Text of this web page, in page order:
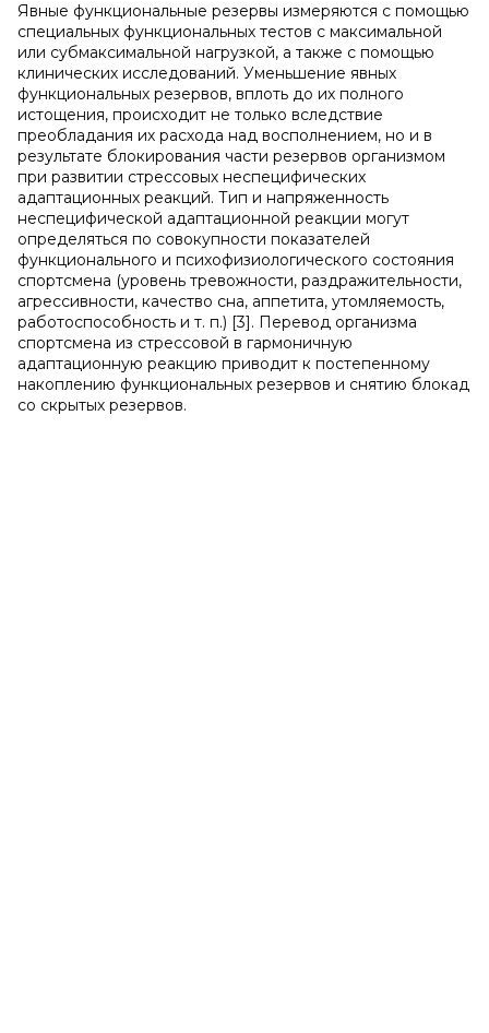
Явные функциональные резервы измеряются с помощью
специальных функциональных тестов с максимальной
или субмаксимальной нагрузкой, а также с помощью
клинических исследований. Уменьшение явных
функциональных резервов, вплоть до их полного
истощения, происходит не только вследствие
преобладания их расхода над восполнением, но и в
результате блокирования части резервов организмом
при развитии стрессовых неспецифических
адаптационных реакций. Тип и напряженность
неспецифической адаптационной реакции могут
определяться по совокупности показателей
функционального и психофизиологического состояния
спортсмена (уровень тревожности, раздражительности,
агрессивности, качество сна, аппетита, утомляемость,
работоспособность и т. п.) [3]. Перевод организма
спортсмена из стрессовой в гармоничную
адаптационную реакцию приводит к постепенному
накоплению функциональных резервов и снятию блокад
со скрытых резервов.